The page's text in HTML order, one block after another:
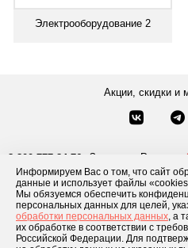
Информируем Вас о том, что сайт
данные и использует файлы
Мы обязуемся обеспечить
персональных данных для целей,
обработки персональных данных, а
их обработке в соответствии с
Российской Федерации. Для
Электрооборудование 2
Акции, скидки и
8-800-777-84-76 Звонки по России
8 495 181-69-06
Москва
Каталог товаров О компании
Условия рассрочки
Контакты